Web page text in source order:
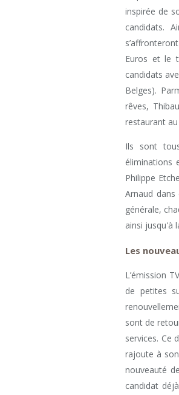
inspirée de
candidats.
Euros et le
candidats
Belges).
rêves,
restaurant
Ils sont
éliminations
Philippe
Arnaud
générale,
ainsi jusqu'à
Les
L’émission
de petites
sont de
services. Ce
rajoute à
nouveauté
candidat